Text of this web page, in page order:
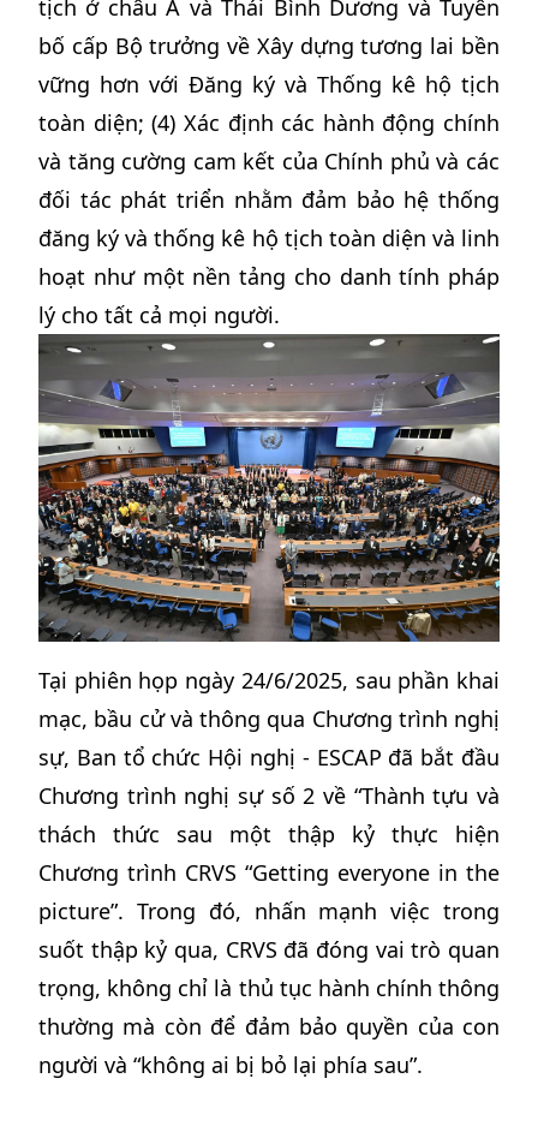
tịch ở châu Á và Thái Bình Dương và Tuyên
bố cấp Bộ trưởng về Xây dựng tương lai bền
vững hơn với Đăng ký và Thống kê hộ tịch
toàn diện; (4) Xác định các hành động chính
và tăng cường cam kết của Chính phủ và các
đối tác phát triển nhằm đảm bảo hệ thống
đăng ký và thống kê hộ tịch toàn diện và linh
hoạt như một nền tảng cho danh tính pháp
lý cho tất cả mọi người.
Tại phiên họp ngày 24/6/2025, sau phần khai
mạc, bầu cử và thông qua Chương trình nghị
sự, Ban tổ chức Hội nghị - ESCAP đã bắt đầu
Chương trình nghị sự số 2 về “Thành tựu và
thách thức sau một thập kỷ thực hiện
Chương trình CRVS “Getting everyone in the
picture”. Trong đó, nhấn mạnh việc trong
suốt thập kỷ qua, CRVS đã đóng vai trò quan
trọng, không chỉ là thủ tục hành chính thông
thường mà còn để đảm bảo quyền của con
người và “không ai bị bỏ lại phía sau”.